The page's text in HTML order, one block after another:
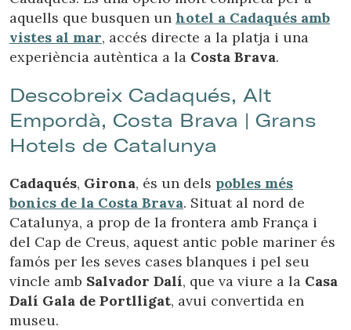
aquells que busquen un hotel a Cadaqués amb
vistes al mar, accés directe a la platja i una
experiència autèntica a la Costa Brava.
Descobreix Cadaqués, Alt
Empordà, Costa Brava | Grans
Hotels de Catalunya
Cadaqués, Girona, és un dels pobles més
bonics de la Costa Brava. Situat al nord de
Catalunya, a prop de la frontera amb França i
del Cap de Creus, aquest antic poble mariner és
famós per les seves cases blanques i pel seu
vincle amb Salvador Dalí, que va viure a la Casa
Dalí Gala de Portlligat, avui convertida en
museu.
instal·lades al disc dur, encara que haurà de tenir en
compte que aquesta acció podrà ocasionar dificultats de
navegació de la pàgina web.
Permeten fer el seguiment i l'anàlisi del comportament
dels usuaris d'aquest lloc web. La informació recollida
mitjançant aquest tipus de cookies s'utilitza en el
mesurament de l'activitat del web per a l'elaboració de
perfils de navegació dels usuaris per introduir millores en
servei. Permeten desar la informació de preferència de
l'usuari per millorar la qualitat dels nostres serveis i oferir
una millor experiència a través de productes recomanats.
Marketing i publicitat
Aquestes cookies són utilitzades per emmagatzemar
informació sobre les preferències i les eleccions personals
de l'usuari a través de l'observació continuada dels seus
hàbits de navegació. Gràcies a elles, podem conèixer els
hàbits de navegació al lloc web i mostrar publicitat